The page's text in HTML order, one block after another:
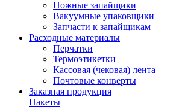
Ножные запайщики
Вакуумные упаковщики
Запчасти к запайщикам
Расходные материалы
Перчатки
Термоэтикетки
Кассовая (чековая) лента
Почтовые конверты
Заказная продукция
Пакеты